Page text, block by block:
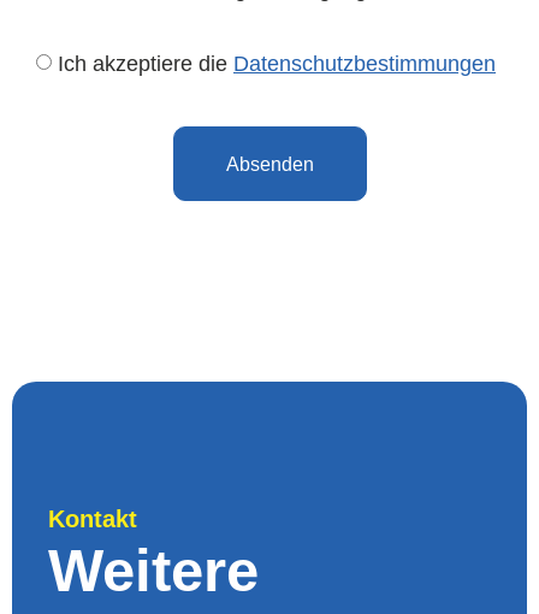
Ich akzeptiere die Datenschutzbestimmungen
Absenden
Kontakt
Weitere